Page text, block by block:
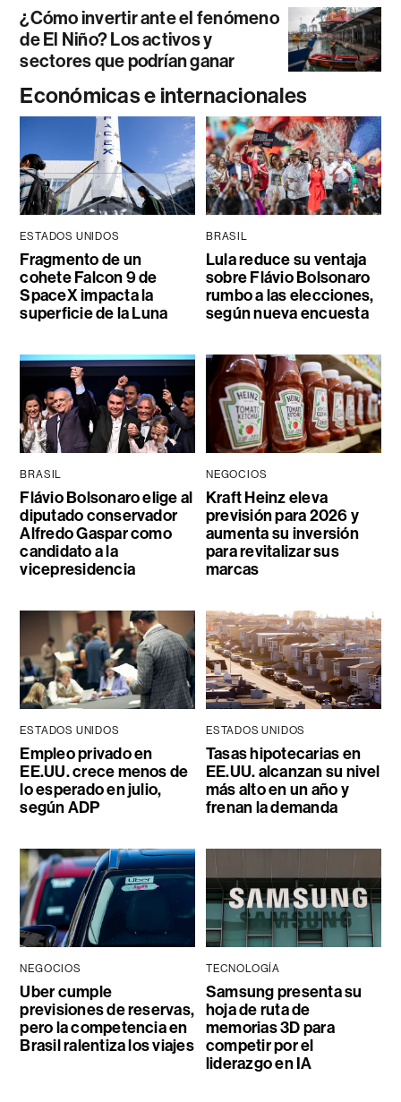
¿Cómo invertir ante el fenómeno
de El Niño? Los activos y
sectores que podrían ganar
Económicas e internacionales
ESTADOS UNIDOS
Fragmento de un
cohete Falcon 9 de
SpaceX impacta la
superficie de la Luna
BRASIL
Lula reduce su ventaja
sobre Flávio Bolsonaro
rumbo a las elecciones,
según nueva encuesta
BRASIL
Flávio Bolsonaro elige al
diputado conservador
Alfredo Gaspar como
candidato a la
vicepresidencia
NEGOCIOS
Kraft Heinz eleva
previsión para 2026 y
aumenta su inversión
para revitalizar sus
marcas
ESTADOS UNIDOS
Empleo privado en
EE.UU. crece menos de
lo esperado en julio,
según ADP
ESTADOS UNIDOS
Tasas hipotecarias en
EE.UU. alcanzan su nivel
más alto en un año y
frenan la demanda
NEGOCIOS
Uber cumple
previsiones de reservas,
pero la competencia en
Brasil ralentiza los viajes
TECNOLOGÍA
Samsung presenta su
hoja de ruta de
memorias 3D para
competir por el
liderazgo en IA